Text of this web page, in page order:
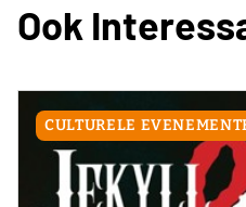
Ook
CULTURELE